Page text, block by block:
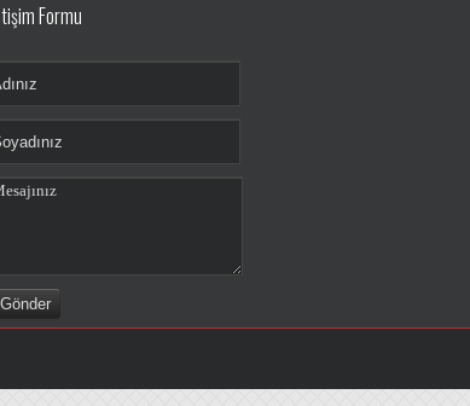
Formu